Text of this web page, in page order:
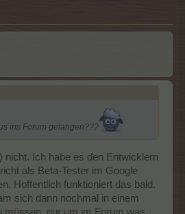
ins Forum gelangen???
nicht. Ich habe es den Entwicklern
als Beta-Tester im Google
Hoffentlich funktioniert das bald.
sich dann nochmal in einem
müssen, nur um im Forum was